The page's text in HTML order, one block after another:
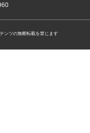
ンツの無断転載を禁じます